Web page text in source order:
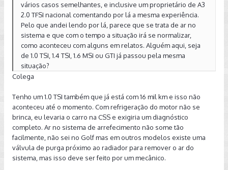
vários casos semelhantes, e inclusive um proprietário de A3
2.0 TFSI nacional comentando por lá a mesma experiência.
Pelo que andei lendo por lá, parece que se trata de ar no
sistema e que com o tempo a situação irá se normalizar,
como aconteceu com alguns em relatos. Alguém aqui, seja
de 1.0 TSI, 1.4 TSI, 1.6 MSI ou GTI já passou pela mesma
situação?
Colega
Tenho um 1.0 TSI também que já está com 16 mil km e isso não
aconteceu até o momento. Com refrigeração do motor não se
brinca, eu levaria o carro na CSS e exigiria um diagnóstico
completo. Ar no sistema de arrefecimento não some tão
facilmente, não sei no Golf mas em outros modelos existe uma
válvula de purga próximo ao radiador para remover o ar do
sistema, mas isso deve ser feito por um mecânico.